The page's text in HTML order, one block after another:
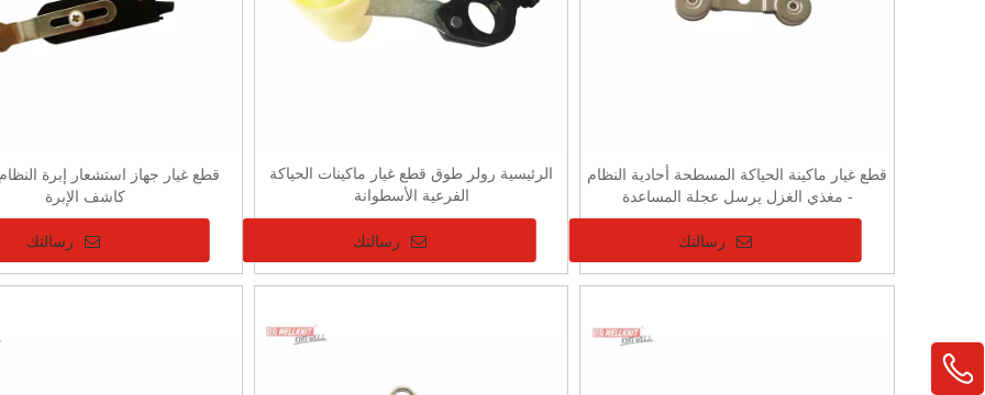
قطع غيار ماكينة الحياكة المسطحة أحادية النظام
- مغذي الغزل يرسل عجلة المساعدة
رسالتك
الرئيسية رولر طوق قطع غيار ماكينات الحياكة
الفرعية الأسطوانة
رسالتك
قطع غيار جهاز استشعار إبرة
كاشف الإبرة
رسالتك